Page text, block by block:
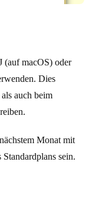
(auf macOS) oder
Dies
auch beim
Monat mit
sein.